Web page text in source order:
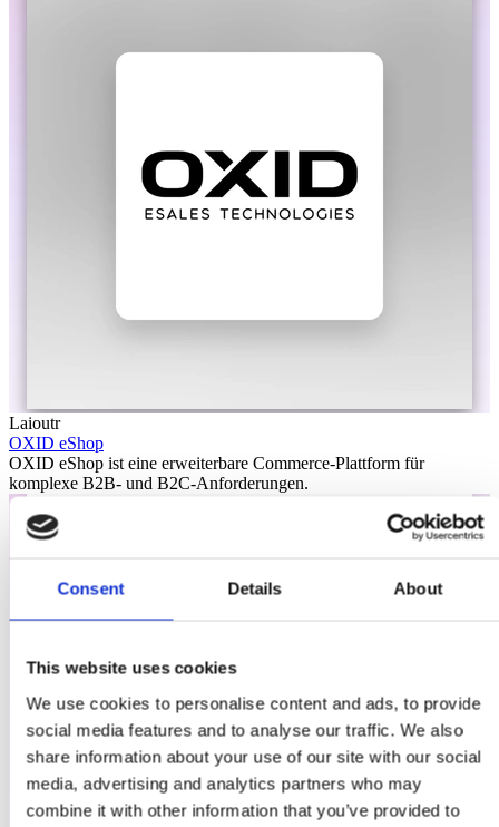
Consent Details About
This website uses cookies
We use cookies to personalise content and ads, to provide
social media features and to analyse our traffic. We also
share information about your use of our site with our social
media, advertising and analytics partners who may
combine it with other information that you’ve provided to
Laioutr
OXID eShop
OXID eShop ist eine erweiterbare Commerce-Plattform für
komplexe B2B- und B2C-Anforderungen.